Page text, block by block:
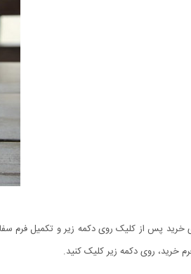
خرید پس از کلیک روی دکمه زیر و تکمیل فرم
خرید، روی دکمه زیر کلیک کنید.